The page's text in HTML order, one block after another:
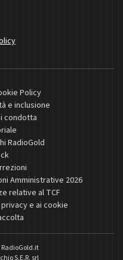
Policy
e inclusione
condotta
RadioGold
Amministrative 2026
relative al TCF
e ai cookie
RadioGold.it
S.E.R. srl